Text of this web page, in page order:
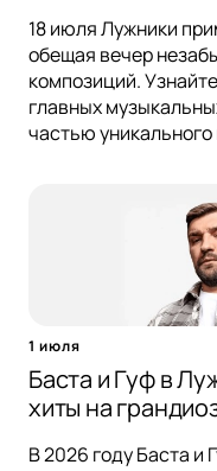
18 июля Лужники
обещая вечер
композиций.
главных
частью
1 июля
Баста и Гуф в
хиты на
В 2026 году Баста и